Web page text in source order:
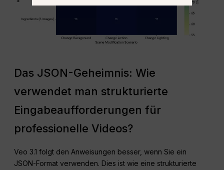
Das JSON-Geheimnis: Wie
verwendet man strukturierte
Eingabeaufforderungen für
professionelle Videos?
Veo 3.1 folgt den Anweisungen besser, wenn Sie ein
JSON-Format verwenden. Dies ist wie eine strukturierte